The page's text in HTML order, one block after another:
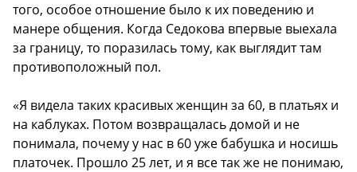
того, особое отношение было к их поведению и
манере общения. Когда Седокова впервые выехала
за границу, то поразилась тому, как выглядит там
противоположный пол.
«Я видела таких красивых женщин за 60, в платьях и
на каблуках. Потом возвращалась домой и не
понимала, почему у нас в 60 уже бабушка и носишь
платочек. Прошло 25 лет, и я все так же не понимаю,